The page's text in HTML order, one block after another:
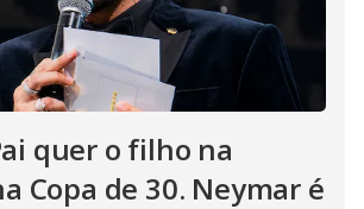
quer o filho na
Copa de 30. Neymar é